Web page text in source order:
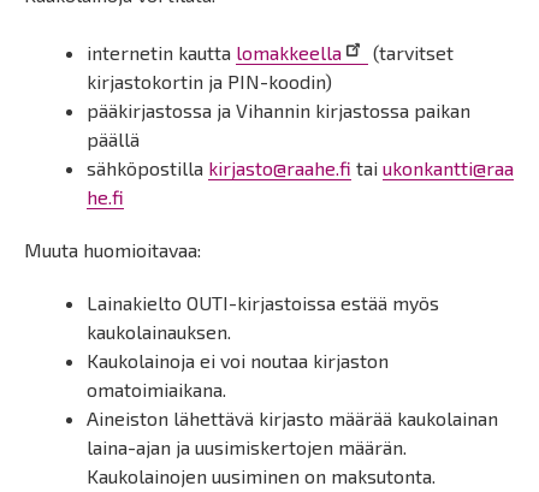
internetin kautta lomakkeella
(tarvitset
kirjastokortin ja PIN-koodin)
pääkirjastossa ja Vihannin kirjastossa paikan
päällä
sähköpostilla kirjasto@raahe.fi tai ukonkantti@raa
he.fi
Muuta huomioitavaa:
Lainakielto OUTI-kirjastoissa estää myös
kaukolainauksen.
Kaukolainoja ei voi noutaa kirjaston
omatoimiaikana.
Aineiston lähettävä kirjasto määrää kaukolainan
laina-ajan ja uusimiskertojen määrän.
Kaukolainojen uusiminen on maksutonta.